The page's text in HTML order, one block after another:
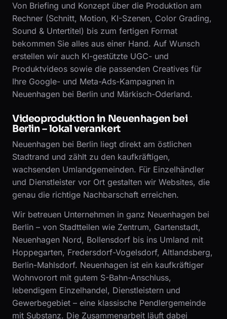
Von Briefing und Konzept über die Produktion am
Rechner (Schnitt, Motion, KI-Szenen, Color Grading,
Sound & Untertitel) bis zum fertigen Format
bekommen Sie alles aus einer Hand. Auf Wunsch
erstellen wir auch KI-gestützte UGC- und
Produktvideos sowie die passenden Creatives für
Ihre Google- und Meta-Ads-Kampagnen in
Neuenhagen bei Berlin und Märkisch-Oderland.
Videoproduktion in Neuenhagen bei
Berlin – lokal verankert
Neuenhagen bei Berlin liegt direkt am östlichen
Stadtrand und zählt zu den kaufkräftigen,
wachsenden Umlandgemeinden. Für Einzelhändler
und Dienstleister vor Ort gestalten wir Websites, die
genau die richtige Nachbarschaft erreichen.
Wir betreuen Unternehmen in ganz Neuenhagen bei
Berlin – von Stadtteilen wie Zentrum, Gartenstadt,
Neuenhagen Nord, Bollensdorf bis ins Umland mit
Hoppegarten, Fredersdorf-Vogelsdorf, Altlandsberg,
Berlin-Mahlsdorf. Neuenhagen ist ein kaufkräftiger
Wohnvorort mit gutem S-Bahn-Anschluss,
lebendigem Einzelhandel, Dienstleistern und
Gewerbegebiet – eine klassische Pendlergemeinde
mit Substanz. Die Zusammenarbeit läuft dabei